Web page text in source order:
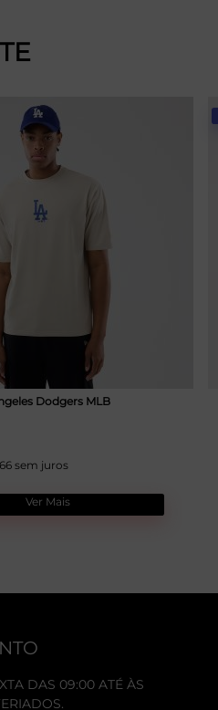
Dodgers MLB
sem juros
Ver Mais
DAS 09:00 ATÉ ÀS